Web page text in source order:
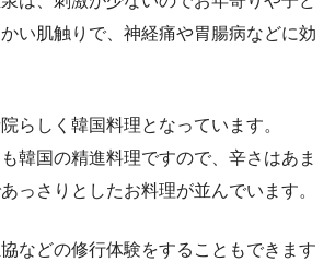
い肌触りで、神経痛や胃腸病などに効
らしく韓国料理となっています。
韓国の精進料理ですので、辛さはあま
っさりとしたお料理が並んでいます。
などの修行体験をすることもできます